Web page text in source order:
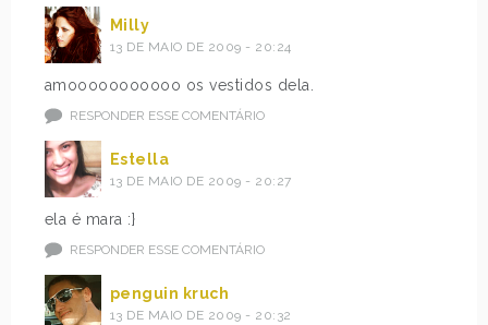
Milly
13 DE MAIO DE 2009 - 20:24
amooooooooooo os vestidos dela.
RESPONDER ESSE COMENTÁRIO
Estella
13 DE MAIO DE 2009 - 20:27
ela é mara :}
RESPONDER ESSE COMENTÁRIO
penguin kruch
13 DE MAIO DE 2009 - 20:32